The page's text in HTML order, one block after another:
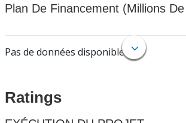
Plan De Financement (Millions
Pas de données disponibles.
Ratings